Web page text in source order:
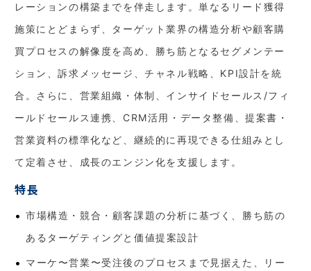
レーションの構築までを伴走します。単なるリード獲得
施策にとどまらず、ターゲット業界の構造分析や顧客購
買プロセスの解像度を高め、勝ち筋となるセグメンテー
ション、訴求メッセージ、チャネル戦略、KPI設計を統
合。さらに、営業組織・体制、インサイドセールス/フィ
ールドセールス連携、CRM活用・データ整備、提案書・
営業資料の標準化など、継続的に再現できる仕組みとし
て定着させ、成長のエンジン化を支援します。
特長
市場構造・競合・顧客課題の分析に基づく、勝ち筋の
あるターゲティングと価値提案設計
マーケ〜営業〜受注後のプロセスまで見据えた、リー